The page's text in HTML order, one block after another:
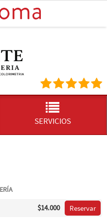
SERVICIOS
$14.000 Reservar